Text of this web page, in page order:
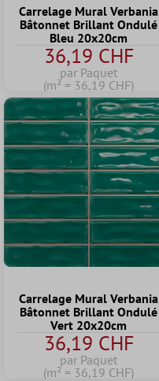
Carrelage Mural Verbania
Bâtonnet Brillant Ondulé
Bleu 20x20cm
36,19 CHF
par Paquet
(m² = 36,19 CHF)
Carrelage Mural Verbania
Bâtonnet Brillant Ondulé
Vert 20x20cm
36,19 CHF
par Paquet
(m² = 36,19 CHF)